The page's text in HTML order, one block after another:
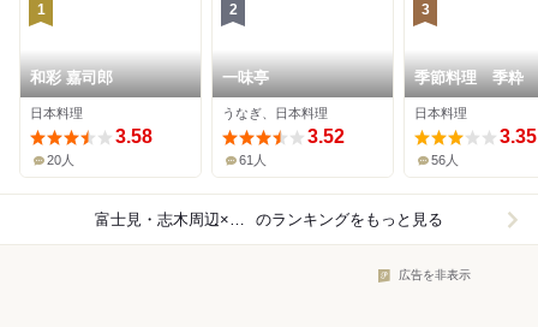
1
和彩 嘉司郎
日本料理
3.58
20人
2
一味亭
うなぎ、日本料理
3.52
61人
3
季節料理 季粋
日本料理
3.35
56人
富士見・志木周辺×日本料理 のランキングをもっと見る
広告を非表示